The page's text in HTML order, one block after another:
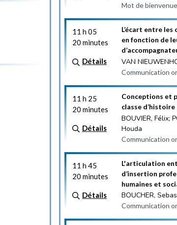
Mot de bienvenue
11 h 05
20 minutes
Détails
L’écart entre
en fonction de
VAN
Communication
11 h 25
20 minutes
Détails
Conceptions et
classe d’histoire
BOUVIER, Félix;
Houda
Communication
11 h 45
20 minutes
Détails
L'articulation
d’insertion
humaines et
BOUCHER,
Communication